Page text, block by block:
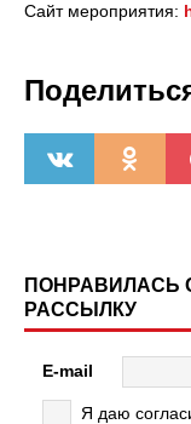
Сайт мероприятия:
ПОНРАВИЛАСЬ
РАССЫЛКУ
E-mail
Я даю